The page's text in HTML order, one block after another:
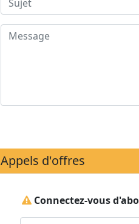
Appels d'offres
Connectez-vous